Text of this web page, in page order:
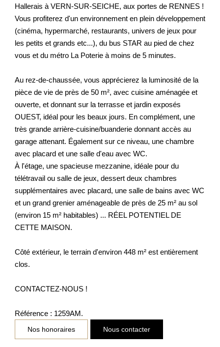
Hallerais à VERN-SUR-SEICHE, aux portes de RENNES !
Vous profiterez d'un environnement en plein développement
(cinéma, hypermarché, restaurants, univers de jeux pour
les petits et grands etc...), du bus STAR au pied de chez
vous et du métro La Poterie à moins de 5 minutes.
Au rez-de-chaussée, vous apprécierez la luminosité de la
pièce de vie de près de 50 m², avec cuisine aménagée et
ouverte, et donnant sur la terrasse et jardin exposés
OUEST, idéal pour les beaux jours. En complément, une
très grande arrière-cuisine/buanderie donnant accès au
garage attenant. Également sur ce niveau, une chambre
avec placard et une salle d'eau avec WC.
À l'étage, une spacieuse mezzanine, idéale pour du
télétravail ou salle de jeux, dessert deux chambres
supplémentaires avec placard, une salle de bains avec WC
et un grand grenier aménageable de près de 25 m² au sol
(environ 15 m² habitables) ... RÉEL POTENTIEL DE
CETTE MAISON.
Côté extérieur, le terrain d'environ 448 m² est entièrement
clos.
CONTACTEZ-NOUS !
Référence : 1259AM.
Nos honoraires Nous contacter